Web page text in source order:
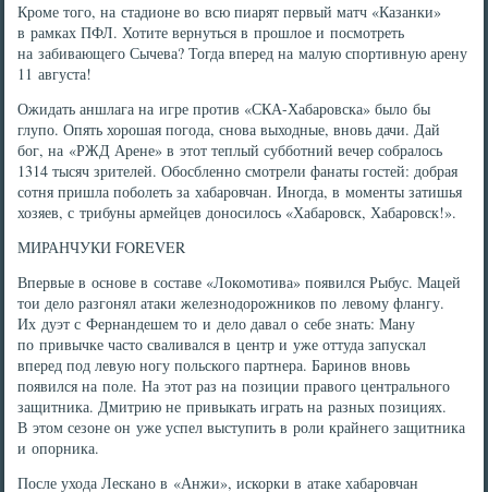
Кроме того, на стадионе во всю пиарят первый матч «Казанки»
в рамках ПФЛ. Хотите вернуться в прошлое и посмотреть
на забивающего Сычева? Тогда вперед на малую спортивную арену
11 августа!
Ожидать аншлага на игре против «СКА-Хабаровска» было бы
глупо. Опять хорошая погода, снова выходные, вновь дачи. Дай
бог, на «РЖД Арене» в этот теплый субботний вечер собралось
1314 тысяч зрителей. Обосбленно смотрели фанаты гостей: добрая
сотня пришла поболеть за хабаровчан. Иногда, в моменты затишья
хозяев, с трибуны армейцев доносилось «Хабаровск, Хабаровск!».
МИРАНЧУКИ FOREVER
Впервые в основе в составе «Локомотива» появился Рыбус. Мацей
тои дело разгонял атаки железнодорожников по левому флангу.
Их дуэт с Фернандешем то и дело давал о себе знать: Ману
по привычке часто сваливался в центр и уже оттуда запускал
вперед под левую ногу польского партнера. Баринов вновь
появился на поле. На этот раз на позиции правого центрального
защитника. Дмитрию не привыкать играть на разных позициях.
В этом сезоне он уже успел выступить в роли крайнего защитника
и опорника.
После ухода Лескано в «Анжи», искорки в атаке хабаровчан